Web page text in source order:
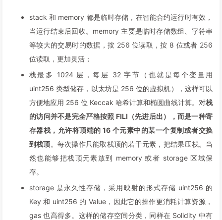
stack 和 memory 都是临时存储，在智能合约运行时有效，
当运行结束后回收。memory 主要是临时存储数组、字符串
等较大的交易时的数据，按 256 位读取，按 8 位或者 256
位读取，更加灵活；
栈最多 1024 层，每层 32 字节（也就是每个变量用
uint256 类型储存，以太坊是 256 位的虚拟机），这样可以
方便地应用 256 位 Keccak 哈希计算和椭圆曲线计算。对栈
的访问并不是完全严格按照 FILI（先进后出），而是一种寄
存器栈，允许将顶端的 16 个元素中的某一个复制或者交换
到栈顶。每次操作只能取栈顶的若干元素，把结果压栈。当
然也能够把栈顶元素放到 memory 或者 storage 区域保
存。
storage 是永久性存储，采用映射的形式存储 uint256 的
Key 和 uint256 的 Value，因此它的操作更消耗计算资源，
gas 也高得多。这样的储存空间分类，同样在 Solidity 中有